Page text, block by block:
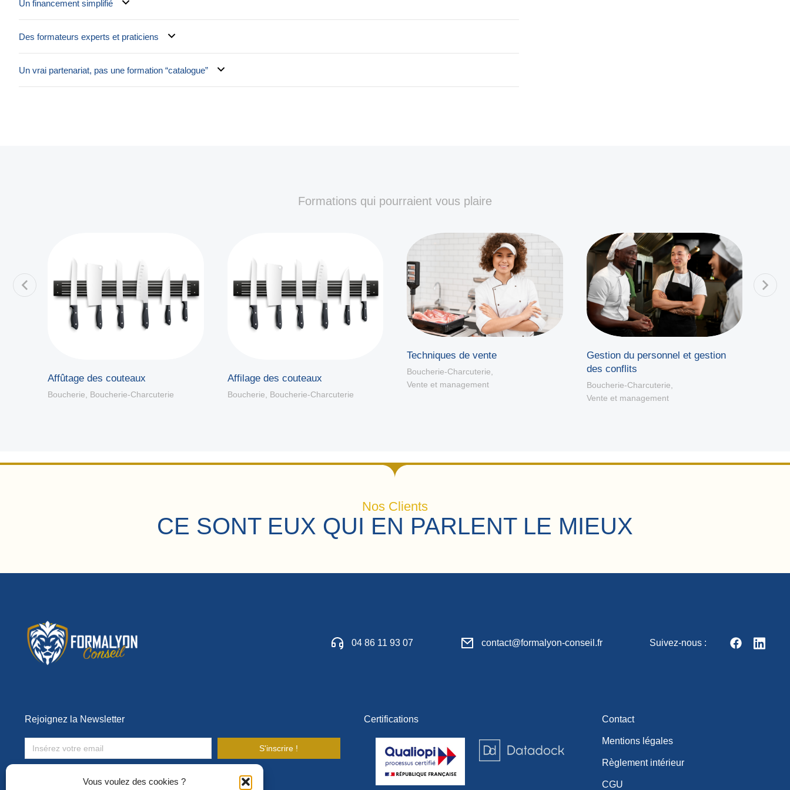
Vous voulez des cookies ?
Un financement simplifié
Des formateurs experts et praticiens
Un vrai partenariat, pas une formation “catalogue”
Formations qui pourraient vous plaire
Affûtage des couteaux
Boucherie Boucherie-Charcuterie
Affilage des couteaux
Boucherie Boucherie-Charcuterie
Techniques de vente
Boucherie-Charcuterie
Vente et management
Gestion du personnel et gestion
des conflits
Boucherie-Charcuterie
Vente et management
Nos Clients
CE SONT EUX QUI EN PARLENT LE MIEUX
04 86 11 93 07 contact@formalyon-conseil.fr Suivez-nous :
Rejoignez la Newsletter
S'inscrire !
Toute l’actualité de la formation en entreprise !
Certifications Contact
Mentions légales
Règlement intérieur
CGU